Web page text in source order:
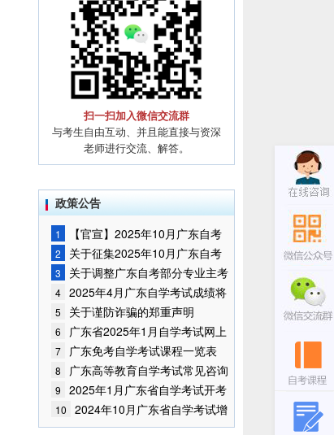
扫一扫加入微信交流群
与考生自由互动、并且能直接与资深
老师进行交流、解答。
政策公告
1
【官宣】2025年10月广东自考
报名时间通知
2
关于征集2025年10月广东自考
增加开考停考专业部分课程意向的
通告
3
关于调整广东自考部分专业主考
学校的通知
4 2025年4月广东自学考试成绩将
于5月9日公布
5 关于谨防诈骗的郑重声明
6
广东省2025年1月自学考试网上
报名报考须知
7 广东免考自学考试课程一览表
8
广东高等教育自学考试常见咨询
问题
9
2025年1月广东省自学考试开考
课程考试时间安排和使用教材的通
知
10
2024年10月广东省自学考试增
加一门开考课程的通告